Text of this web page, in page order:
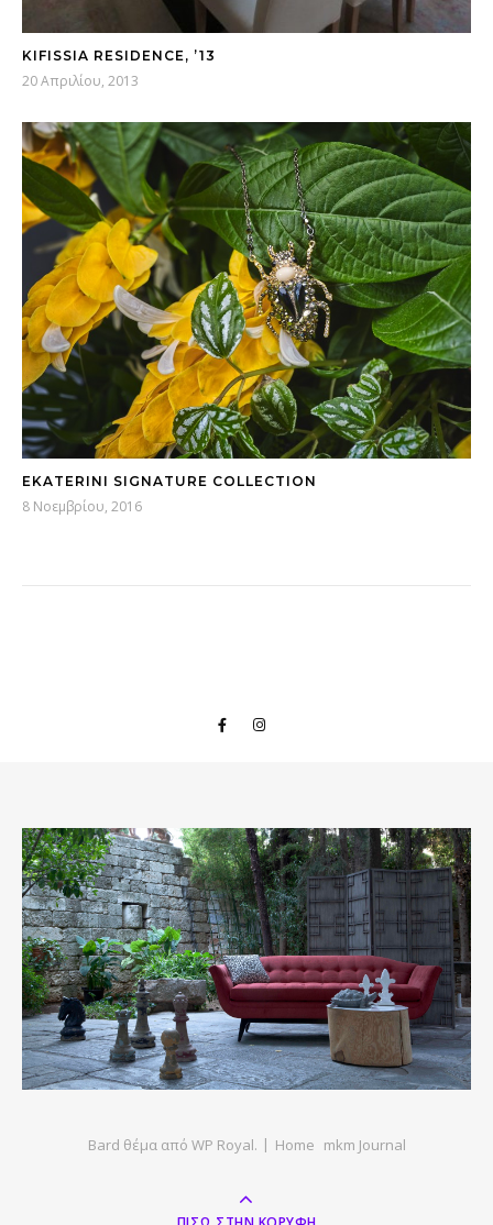
KIFISSIA RESIDENCE, ’13
20 Απριλίου, 2013
EKATERINI SIGNATURE COLLECTION
8 Νοεμβρίου, 2016
Bard θέμα από WP Royal. Home mkm Journal